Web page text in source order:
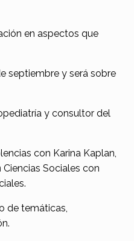
en aspectos que
septiembre y será sobre
y consultor del
con Karina Kaplan,
Sociales con
de temáticas,